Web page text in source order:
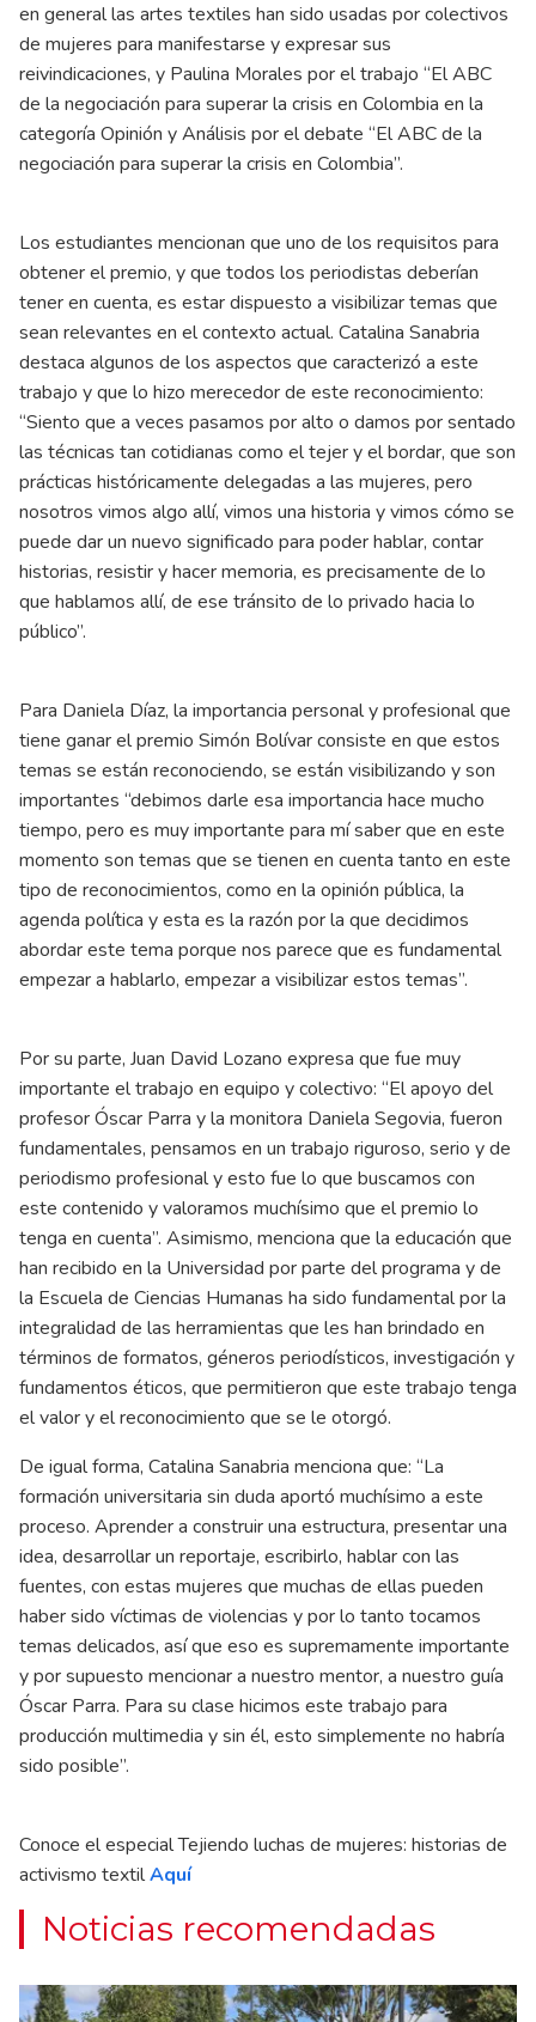
en general las artes textiles han sido usadas por colectivos
de mujeres para manifestarse y expresar sus
reivindicaciones, y Paulina Morales por el trabajo “El ABC
de la negociación para superar la crisis en Colombia en la
categoría Opinión y Análisis por el debate “El ABC de la
negociación para superar la crisis en Colombia”.
Los estudiantes mencionan que uno de los requisitos para
obtener el premio, y que todos los periodistas deberían
tener en cuenta, es estar dispuesto a visibilizar temas que
sean relevantes en el contexto actual. Catalina Sanabria
destaca algunos de los aspectos que caracterizó a este
trabajo y que lo hizo merecedor de este reconocimiento:
“Siento que a veces pasamos por alto o damos por sentado
las técnicas tan cotidianas como el tejer y el bordar, que son
prácticas históricamente delegadas a las mujeres, pero
nosotros vimos algo allí, vimos una historia y vimos cómo se
puede dar un nuevo significado para poder hablar, contar
historias, resistir y hacer memoria, es precisamente de lo
que hablamos allí, de ese tránsito de lo privado hacia lo
público”.
Para Daniela Díaz, la importancia personal y profesional que
tiene ganar el premio Simón Bolívar consiste en que estos
temas se están reconociendo, se están visibilizando y son
importantes “debimos darle esa importancia hace mucho
tiempo, pero es muy importante para mí saber que en este
momento son temas que se tienen en cuenta tanto en este
tipo de reconocimientos, como en la opinión pública, la
agenda política y esta es la razón por la que decidimos
abordar este tema porque nos parece que es fundamental
empezar a hablarlo, empezar a visibilizar estos temas”.
Por su parte, Juan David Lozano expresa que fue muy
importante el trabajo en equipo y colectivo: “El apoyo del
profesor Óscar Parra y la monitora Daniela Segovia, fueron
fundamentales, pensamos en un trabajo riguroso, serio y de
periodismo profesional y esto fue lo que buscamos con
este contenido y valoramos muchísimo que el premio lo
tenga en cuenta”. Asimismo, menciona que la educación que
han recibido en la Universidad por parte del programa y de
la Escuela de Ciencias Humanas ha sido fundamental por la
integralidad de las herramientas que les han brindado en
términos de formatos, géneros periodísticos, investigación y
fundamentos éticos, que permitieron que este trabajo tenga
el valor y el reconocimiento que se le otorgó.
De igual forma, Catalina Sanabria menciona que: “La
formación universitaria sin duda aportó muchísimo a este
proceso. Aprender a construir una estructura, presentar una
idea, desarrollar un reportaje, escribirlo, hablar con las
fuentes, con estas mujeres que muchas de ellas pueden
haber sido víctimas de violencias y por lo tanto tocamos
temas delicados, así que eso es supremamente importante
y por supuesto mencionar a nuestro mentor, a nuestro guía
Óscar Parra. Para su clase hicimos este trabajo para
producción multimedia y sin él, esto simplemente no habría
sido posible”.
Conoce el especial Tejiendo luchas de mujeres: historias de
activismo textilAquí
Noticias recomendadas